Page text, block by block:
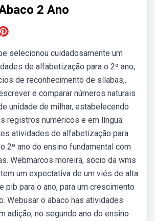
2 Ano
selecionou cuidadosamente um
de alfabetização para o 2º ano,
de reconhecimento de sílabas,.
e comparar números naturais
unidade de milhar, estabelecendo
registros numéricos e em língua.
atividades de alfabetização para
2º ano do ensino fundamental com
Webmarcos moreira, sócio da wms
um expectativa de um viés de alta
pib para o ano, para um crescimento
Webusar o ábaco nas atividades
adição, no segundo ano do ensino